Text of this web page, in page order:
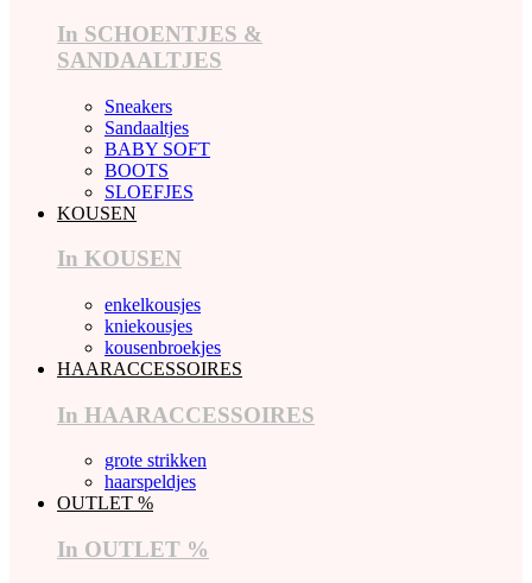
In SCHOENTJES &
SANDAALTJES
Sneakers
Sandaaltjes
BABY SOFT
BOOTS
SLOEFJES
KOUSEN
In KOUSEN
enkelkousjes
kniekousjes
kousenbroekjes
HAARACCESSOIRES
In HAARACCESSOIRES
grote strikken
haarspeldjes
OUTLET %
In OUTLET %